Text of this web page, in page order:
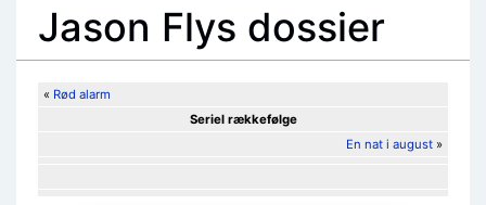
Jason Flys dossier
« Rød alarm
Seriel rækkefølge
En nat i august »